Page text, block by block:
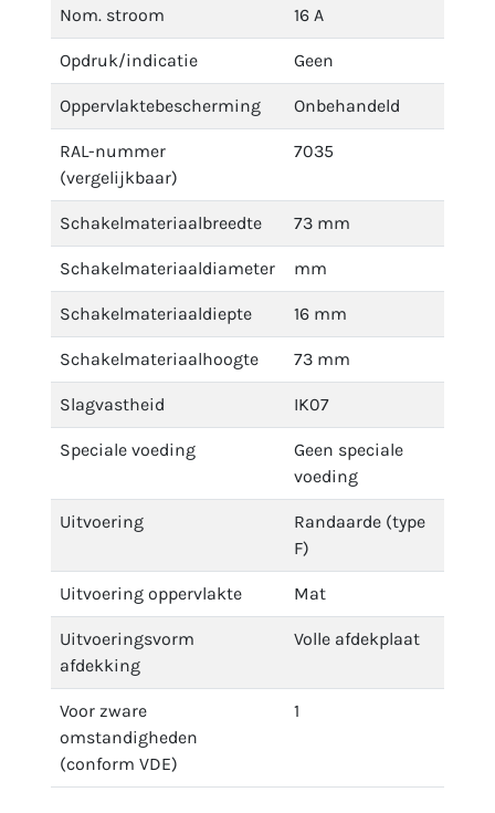
Nom. stroom 16 A
Opdruk/indicatie Geen
Oppervlaktebescherming Onbehandeld
RAL-nummer
(vergelijkbaar)
7035
Schakelmateriaalbreedte 73 mm
Schakelmateriaaldiameter mm
Schakelmateriaaldiepte 16 mm
Schakelmateriaalhoogte 73 mm
Slagvastheid IK07
Speciale voeding
Geen speciale
voeding
Uitvoering
Randaarde (type
F)
Uitvoering oppervlakte Mat
Uitvoeringsvorm
afdekking
Volle afdekplaat
Voor zware
omstandigheden
(conform VDE)
1